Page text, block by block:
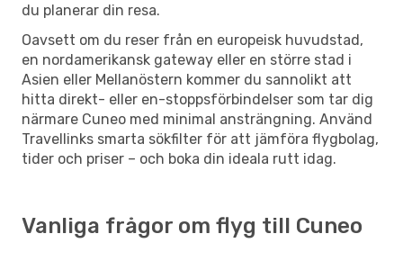
du planerar din resa.
Oavsett om du reser från en europeisk huvudstad,
en nordamerikansk gateway eller en större stad i
Asien eller Mellanöstern kommer du sannolikt att
hitta direkt- eller en-stoppsförbindelser som tar dig
närmare Cuneo med minimal ansträngning. Använd
Travellinks smarta sökfilter för att jämföra flygbolag,
tider och priser – och boka din ideala rutt idag.
Vanliga frågor om flyg till Cuneo